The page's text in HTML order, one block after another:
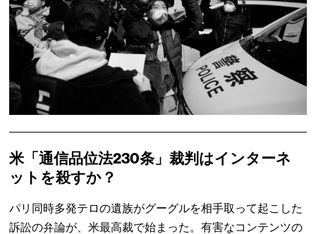
米「通信品位法230条」裁判はインターネ
ットを殺すか？
パリ同時多発テロの遺族がグーグルを相手取って起こした
訴訟の弁論が、米最高裁で始まった。有害なコンテンツの